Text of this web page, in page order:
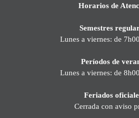
Horarios de
Semestres
Lunes a viernes: de
Períodos de
Lunes a viernes: de
Feriados
Cerrada con aviso